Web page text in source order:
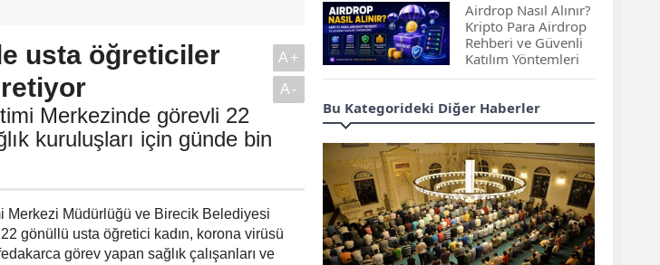
usta öğreticiler
Merkezinde görevli 22
kuruluşları için günde bin
A+
A-
Merkezi Müdürlüğü ve Birecik Belediyesi
gönüllü usta öğretici kadın, korona virüsü
görev yapan sağlık çalışanları ve
Airdrop Nasıl Alınır?
Kripto Para Airdrop
Rehberi ve Güvenli
Katılım Yöntemleri
Spot ve Vadeli İşlem
Arasındaki Farklar |
İçin Daha Uygun?
ABD-İran Anlaşması
Sonrası Altın Rekora
Koştu, Petrol
Fiyatları Sert Düştü
Bu Kategorideki Diğer Haberler